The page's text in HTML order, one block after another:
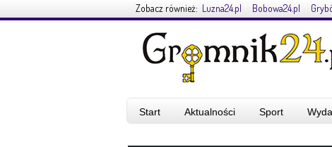
Zobacz również: Luzna24.pl Bobowa24.pl
Start Aktualności Sport